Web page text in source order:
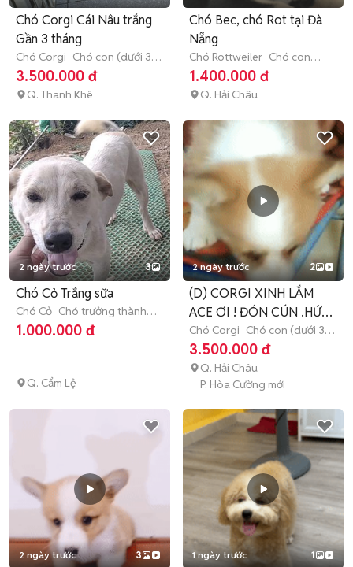
Chó Corgi Cái Nâu trắng
Gần 3 tháng
Chó Corgi Chó con (dưới 3
tháng tuổi)
3.500.000 đ
Q. Thanh Khê
Chó Bec, chó Rot tại Đà
Nẵng
Chó Rottweiler Chó con
(dưới 3 tháng tuổi)
1.400.000 đ
Q. Hải Châu
2 ngày trước 3
Chó Cỏ Trắng sữa
Chó Cỏ Chó trưởng thành
(hơn 1 tuổi)
1.000.000 đ
Q. Cẩm Lệ
2 ngày trước 2
(D) CORGI XINH LẮM
ACE ƠI ! ĐÓN CÚN .HỨA
SẼ NGOAN
Chó Corgi Chó con (dưới 3
tháng tuổi)
3.500.000 đ
Q. Hải Châu
P. Hòa Cường mới
2 ngày trước 3 1 ngày trước 1